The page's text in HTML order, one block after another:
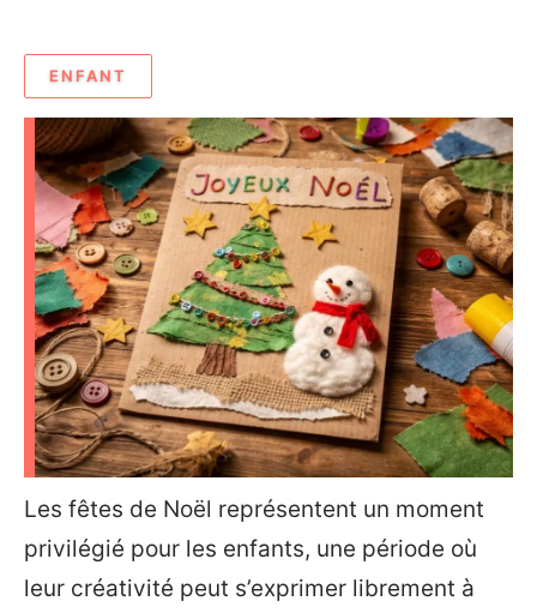
ENFANT
Les fêtes de Noël représentent un moment
privilégié pour les enfants, une période où
leur créativité peut s’exprimer librement à